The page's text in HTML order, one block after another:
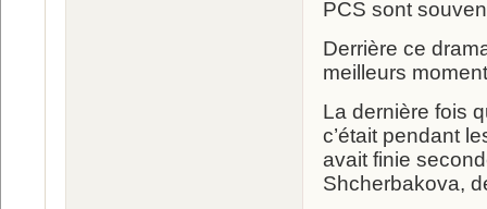
PCS sont
Derrière ce
meilleurs
La dernière fois
c’était pendant
avait finie
Shcherbakova,